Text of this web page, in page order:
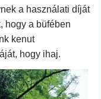
a használati díját
hogy a büfében
kenut
hogy ihaj.